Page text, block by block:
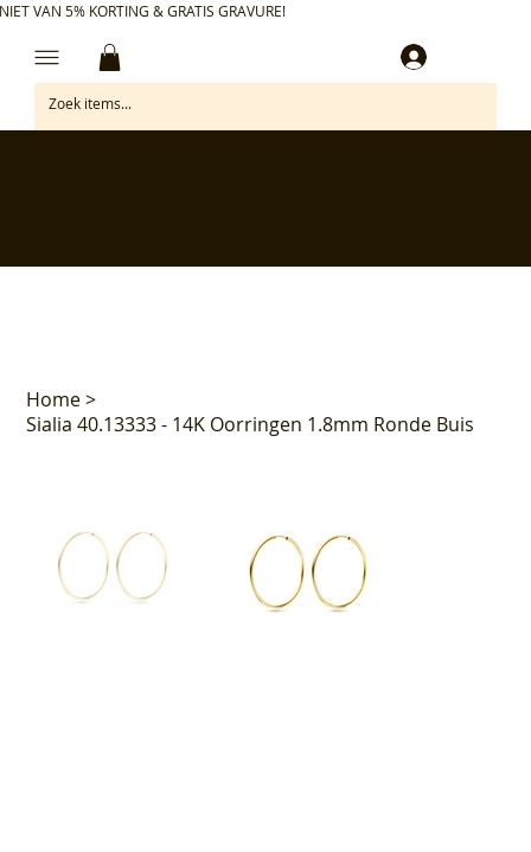
VAN 5% KORTING & GRATIS GRAVURE!
Home>
Sialia 40.13333 - 14K Oorringen 1.8mm Ronde Buis